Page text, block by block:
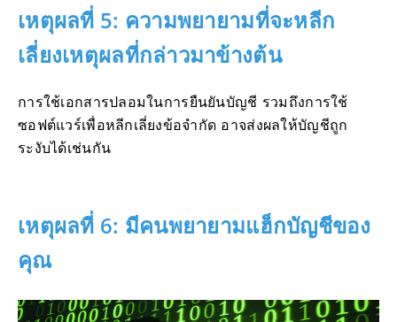
เหตุผลที่ 5: ความพยายามที่จะหลีก
เลี่ยงเหตุผลที่กล่าวมาข้างต้น
การใช้เอกสารปลอมในการยืนยันบัญชี รวมถึงการใช้
ซอฟต์แวร์เพื่อหลีกเลี่ยงข้อจำกัด อาจส่งผลให้บัญชีถูก
ระงับได้เช่นกัน
เหตุผลที่ 6: มีคนพยายามแฮ็กบัญชีของ
คุณ